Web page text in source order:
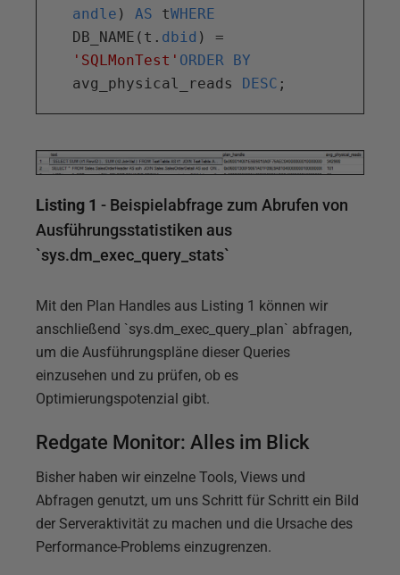
andle ) AS tWHERE
DB_NAME (t. dbid
'SQLMonTest' ORDER BY
avg_physical_reads DESC ;
Listing 1 - Beispielabfrage zum Abrufen von
Ausführungsstatistiken aus
`sys.dm_exec_query_stats`
Mit den Plan Handles aus Listing 1 können wir
anschließend `sys.dm_exec_query_plan` abfragen,
um die Ausführungspläne dieser Queries
einzusehen und zu prüfen, ob es
Optimierungspotenzial gibt.
Redgate Monitor: Alles im Blick
Bisher haben wir einzelne Tools, Views und
Abfragen genutzt, um uns Schritt für Schritt ein Bild
der Serveraktivität zu machen und die Ursache des
Performance-Problems einzugrenzen.